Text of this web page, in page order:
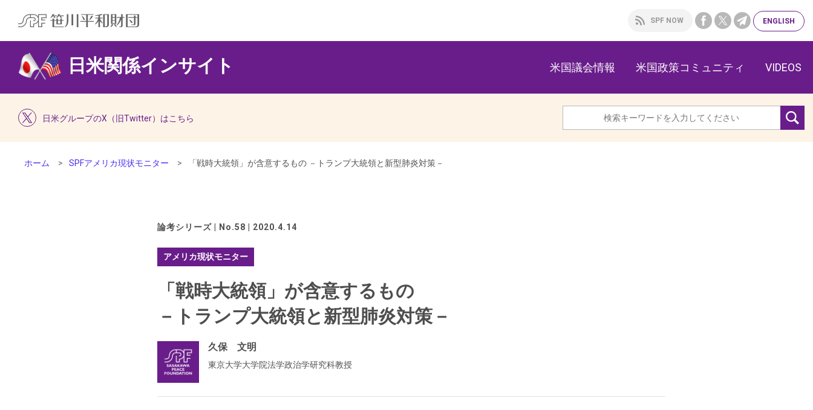
SPF NOW ENGLISH
日米関係インサイト 米国議会情報 米国政策コミュニティ VIDEOS
日米グループのX（旧Twitter）はこちら
ホーム SPFアメリカ現状モニター 「戦時大統領」が含意するもの －トランプ大統領と新型肺炎対策－
論考シリーズ | No.58 | 2020.4.14
アメリカ現状モニター
「戦時大統領」が含意するもの
－トランプ大統領と新型肺炎対策－
久保 文明
東京大学大学院法学政治学研究科教授